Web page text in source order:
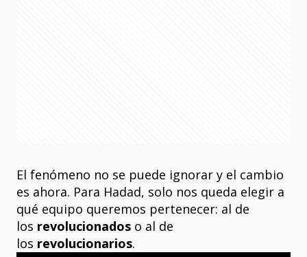
El fenómeno no se puede ignorar y el cambio
es ahora. Para Hadad, solo nos queda elegir a
qué equipo queremos pertenecer: al de
los revolucionados o al de
los revolucionarios.